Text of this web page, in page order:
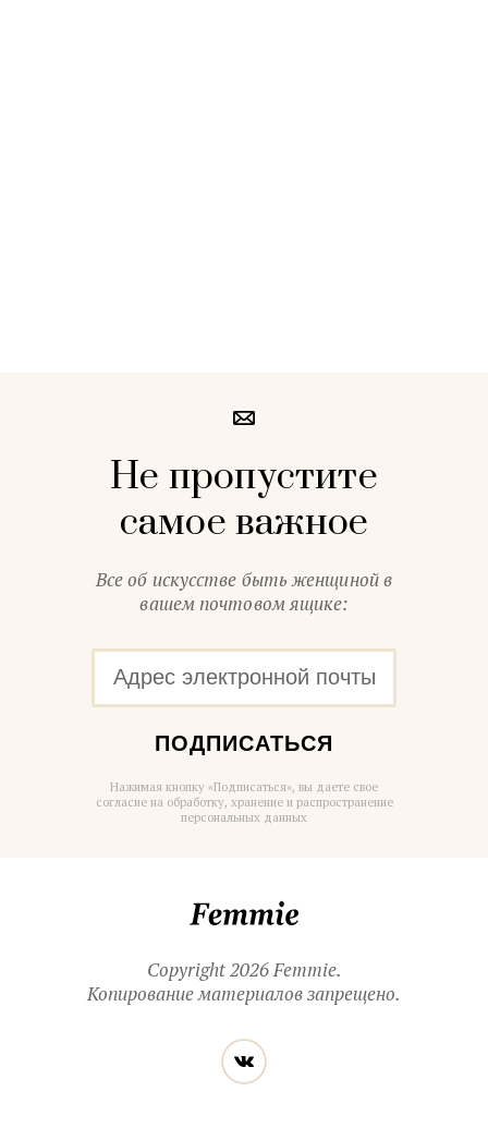
Не пропустите
самое важное
Все об искусстве быть женщиной в
вашем почтовом ящике:
ПОДПИСАТЬСЯ
Нажимая кнопку «Подписаться», вы даете свое
согласие на обработку, хранение и распространение
персональных данных
Copyright 2026 Femmie.
Копирование материалов запрещено.
Читайте
нас
в социальных